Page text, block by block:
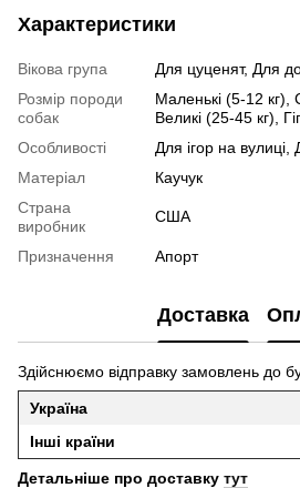
Характеристики
Вікова група
Для цуценят, Для
Розмір породи
собак
Маленькі (5-12 кг),
Великі (25-45 кг),
Особливості
Для ігор на вулиці,
Матеріал
Каучук
Страна
виробник
США
Призначення Апорт
Доставка
Здійснюємо відправку замовлень до
Україна
Інші країни
Детальніше про доставку тут